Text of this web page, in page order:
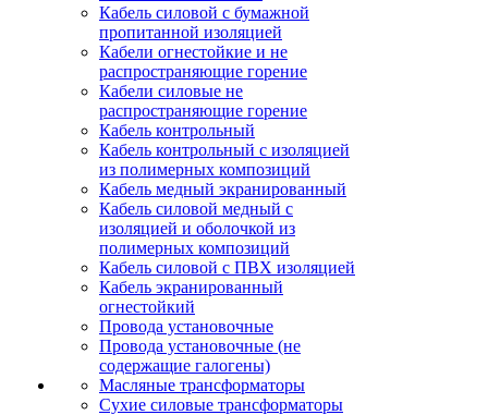
Кабель силовой с бумажной
пропитанной изоляцией
Кабели огнестойкие и не
распространяющие горение
Кабели силовые не
распространяющие горение
Кабель контрольный
Кабель контрольный с изоляцией
из полимерных композиций
Кабель медный экранированный
Кабель силовой медный с
изоляцией и оболочкой из
полимерных композиций
Кабель силовой с ПВХ изоляцией
Кабель экранированный
огнестойкий
Провода установочные
Провода установочные (не
содержащие галогены)
Масляные трансформаторы
Сухие силовые трансформаторы